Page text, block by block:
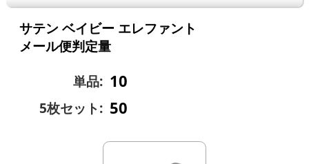
サテン ベイビー エレファント
メール便判定量
単品: 10
5枚セット: 50